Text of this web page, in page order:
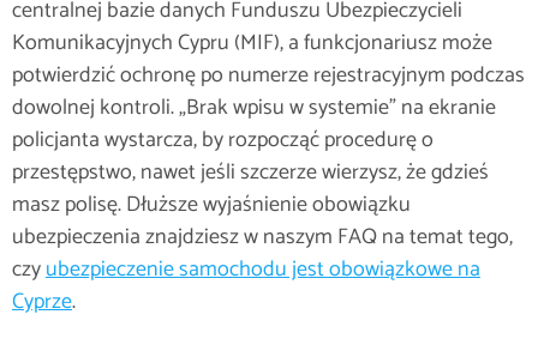
centralnej bazie danych Funduszu Ubezpieczycieli
Komunikacyjnych Cypru (MIF), a funkcjonariusz może
potwierdzić ochronę po numerze rejestracyjnym podczas
dowolnej kontroli. „Brak wpisu w systemie" na ekranie
policjanta wystarcza, by rozpocząć procedurę o
przestępstwo, nawet jeśli szczerze wierzysz, że gdzieś
masz polisę. Dłuższe wyjaśnienie obowiązku
ubezpieczenia znajdziesz w naszym FAQ na temat tego,
czyubezpieczenie samochodu jest obowiązkowe na
Cyprze.